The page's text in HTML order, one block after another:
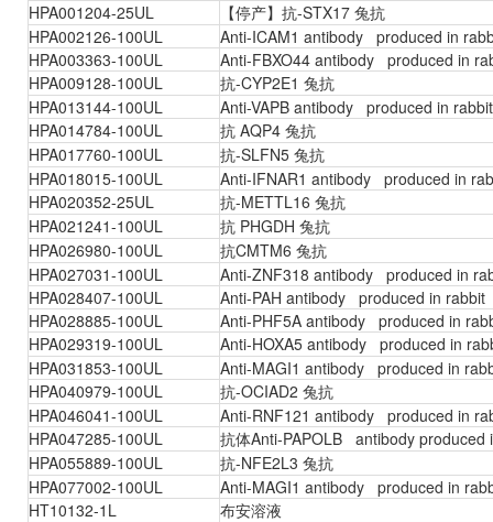
HPA001204-25UL
【停产】抗-STX17 兔抗
HPA002126-100UL
Anti-ICAM1 antibody produced in
HPA003363-100UL
Anti-FBXO44 antibody produced in
HPA009128-100UL
抗-CYP2E1 兔抗
HPA013144-100UL
Anti-VAPB antibody produced in rabbit
HPA014784-100UL
抗 AQP4 兔抗
HPA017760-100UL
抗-SLFN5 兔抗
HPA018015-100UL
Anti-IFNAR1 antibody produced in
HPA020352-25UL
抗-METTL16 兔抗
HPA021241-100UL
抗 PHGDH 兔抗
HPA026980-100UL
抗CMTM6 兔抗
HPA027031-100UL
Anti-ZNF318 antibody produced in
HPA028407-100UL
Anti-PAH antibody produced in rabbit
HPA028885-100UL
Anti-PHF5A antibody produced in
HPA029319-100UL
Anti-HOXA5 antibody produced in
HPA031853-100UL
Anti-MAGI1 antibody produced in
HPA040979-100UL
抗-OCIAD2 兔抗
HPA046041-100UL
Anti-RNF121 antibody produced in
HPA047285-100UL
抗体Anti-PAPOLB antibody produced
HPA055889-100UL
抗-NFE2L3 兔抗
HPA077002-100UL
Anti-MAGI1 antibody produced in
HT10132-1L
布安溶液